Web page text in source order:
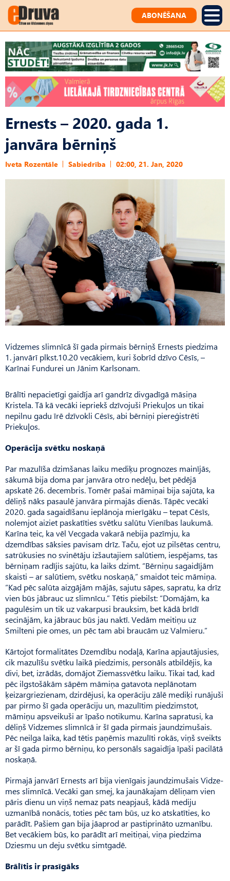
ABONĒŠANA
Ernests – 2020. gada 1.
janvāra bērniņš
Iveta Rozentāle Sabiedrība 02:00, 21. Jan, 2020
Vidzemes slimnīcā šī gada pirmais bērniņš Ernests piedzima
1. janvārī plkst.10.20 vecākiem, kuri šobrīd dzīvo Cēsīs, –
Karīnai Fundurei un Jānim Karlsonam.
Brālīti nepacietīgi gaidīja arī gandrīz divgadīgā māsiņa
Kristela. Tā kā vecāki iepriekš dzīvojuši Priekuļos un tikai
nepilnu gadu īrē dzīvokli Cēsīs, abi bērniņi piereģistrēti
Priekuļos.
Operācija svētku noskaņā
Par mazulīša dzimšanas laiku mediķu prognozes mainījās,
sākumā bija doma par janvāra otro nedēļu, bet pēdējā
apskatē 26. decembris. Tomēr pašai māmiņai bija sajūta, ka
dēliņš nāks pasaulē janvāra pirmajās dienās. Tāpēc vecāki
2020. gada sagaidīšanu ieplānoja mierīgāku – tepat Cēsīs,
nolemjot aiziet paskatīties svētku salūtu Vienības laukumā.
Karīna teic, ka vēl Vecgada vakarā nebija pazīmju, ka
dzemdības sāksies pavisam drīz. Taču, ejot uz pilsētas centru,
satrūkusies no svinētāju izšautajiem salūtiem, iespējams, tas
bērniņam radījis sajūtu, ka laiks dzimt. “Bērniņu sagaidījām
skaisti – ar salūtiem, svētku noskaņā,” smaidot teic māmiņa.
“Kad pēc salūta aizgājām mājās, sajutu sāpes, sapratu, ka drīz
vien būs jābrauc uz slimnīcu.” Tētis piebilst: “Domājām, ka
pagulēsim un tik uz vakarpusi brauksim, bet kādā brīdī
secinājām, ka jā­brauc būs jau naktī. Vedām meitiņu uz
Smilteni pie omes, un pēc tam abi braucām uz Valmieru.”
Kārtojot formalitātes Dzemdību nodaļā, Karīna apjautājusies,
cik mazulīšu svētku laikā piedzimis, personāls atbildējis, ka
divi, bet, izrādās, domājot Ziemassvētku laiku. Tikai tad, kad
pēc ilgstošākām sāpēm māmiņa gatavota neplānotam
ķeizargriezienam, dzirdējusi, ka operāciju zālē mediķi runājuši
par pirmo šī gada operāciju un, mazulītim piedzimstot,
māmiņu apsveikuši ar īpašo notikumu. Karīna sapratusi, ka
dēliņš Vidzemes slimnīcā ir šī gada pirmais jaundzimušais.
Pēc neilga laika, kad tētis paņēmis mazulīti rokās, viņš sveikts
ar šī gada pirmo bērniņu, ko personāls sagaidīja īpaši pacilātā
noskaņā.
Pirmajā janvārī Ernests arī bija vienīgais jaundzimušais Vidze­
mes slimnīcā. Vecāki gan smej, ka jaunākajam dēliņam vien
pāris dienu un viņš nemaz pats neapjauš, kādā mediju
uzmanībā nonācis, toties pēc tam būs, uz ko atskatīties, ko
parādīt. Pašiem gan bija jāaprod ar pastiprināto uzmanību.
Bet vecākiem būs, ko parādīt arī meitiņai, viņa piedzima
Dziesmu un deju svētku simtgadē.
Brālītis ir prasīgāks